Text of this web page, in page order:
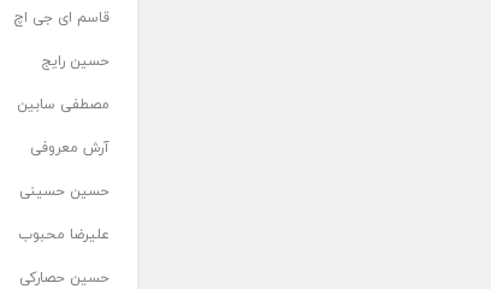
قاسم ای جی اچ
حسین رایج
مصطفی سابین
آرش معروفی
حسین حسینی
علیرضا محبوب
حسین حصارکی